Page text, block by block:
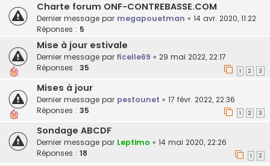
Charte forum ONF-CONTREBASSE.COM
Dernier message par megapouetman « 14 avr. 2020, 11:22
Réponses : 5
Mise à jour estivale
Dernier message par ficelle69 « 29 mai 2022, 22:17
Réponses : 35 1 2 3
Mises à jour
Dernier message par pestounet « 17 févr. 2022, 22:36
Réponses : 35 1 2 3
Sondage ABCDF
Dernier message par Leptimo « 14 mai 2020, 22:26
Réponses : 18 1 2